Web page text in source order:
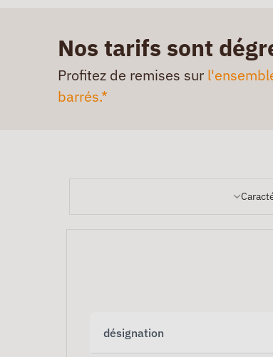
Nos tarifs sont
Profitez de remises sur
barrés.*
désignation